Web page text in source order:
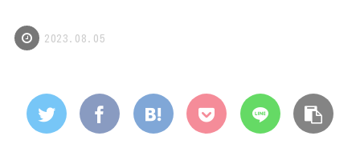
2023.08.05